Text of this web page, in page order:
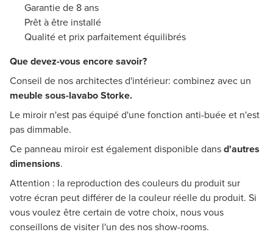
Garantie de 8 ans
Prêt à être installé
Qualité et prix parfaitement équilibrés
Que devez-vous encore savoir?
Conseil de nos architectes d'intérieur: combinez avec un
meuble sous-lavabo Storke.
Le miroir n'est pas équipé d'une fonction anti-buée et n'est
pas dimmable.
Ce panneau miroir est également disponible dansd'autres
dimensions.
Attention : la reproduction des couleurs du produit sur
votre écran peut différer de la couleur réelle du produit. Si
vous voulez être certain de votre choix, nous vous
conseillons de visiter l'un des nos show-rooms.